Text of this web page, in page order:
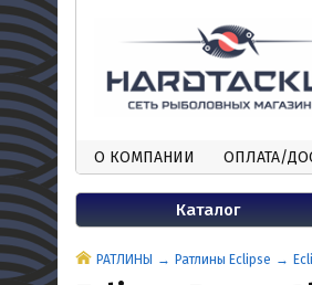
О КОМПАНИИ ОПЛАТА/
Каталог
РАТЛИНЫ Ратлины Eclipse